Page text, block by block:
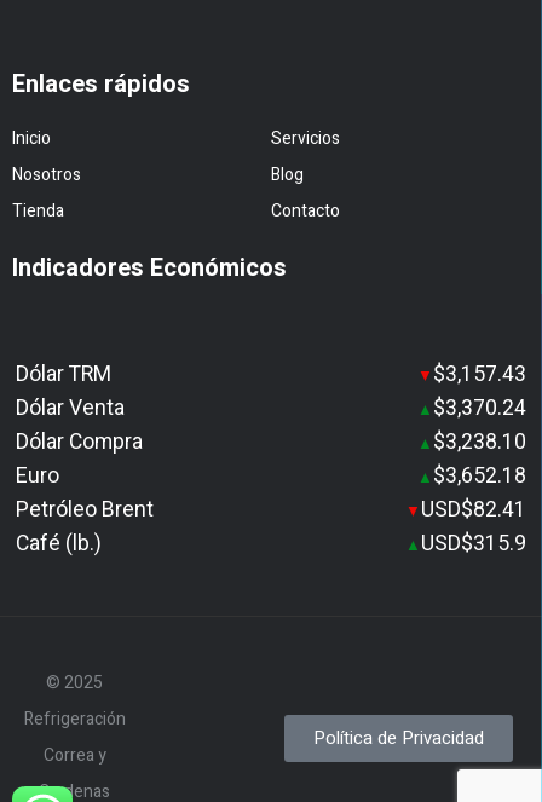
Enlaces rápidos
Inicio
Servicios
Nosotros
Blog
Tienda
Contacto
Indicadores Económicos
Dólar TRM ▼ $3,157.43
Dólar Venta
▲ $3,370.24
Dólar Compra
▲ $3,238.10
Euro
▲ $3,652.18
Petróleo Brent
▼ USD$82.41
Café (lb.)
▲ USD$315.9
© 2025
Refrigeración
Correa y
Cardenas
Política de Privacidad